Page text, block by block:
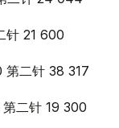
针 21 600
第二针 38 317
二针 19 300